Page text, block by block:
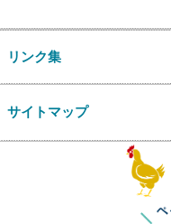
2026年8月5日
大子町と三井住友海
連携に関する協定に
空き家バンクに登録し
リンク集
サイトマップ